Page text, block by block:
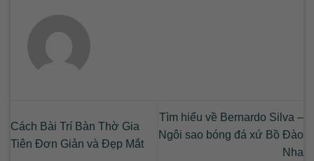
Cách Bài Trí Bàn Thờ Gia
Tiên Đơn Giản và Đẹp Mắt
Tìm hiểu về Bernardo Silva –
Ngôi sao bóng đá xứ Bồ Đào
Nha